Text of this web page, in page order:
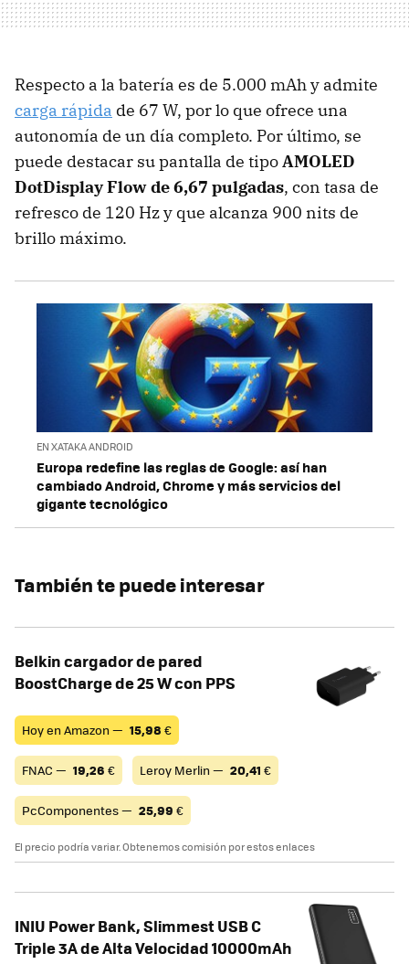
Respecto a la batería es de 5.000 mAh y admite
carga rápida de 67 W, por lo que ofrece una
autonomía de un día completo. Por último, se
puede destacar su pantalla de tipoAMOLED
DotDisplay Flow de 6,67 pulgadas, con tasa de
refresco de 120 Hz y que alcanza 900 nits de
brillo máximo.
EN XATAKA ANDROID
Europa redefine las reglas de Google: así han
cambiado Android, Chrome y más servicios del
gigante tecnológico
También te puede interesar
Belkin cargador de pared
BoostCharge de 25 W con PPS
Hoy en Amazon — 15,98 €
FNAC — 19,26 € Leroy Merlin — 20,41 €
PcComponentes — 25,99 €
El precio podría variar. Obtenemos comisión por estos enlaces
INIU Power Bank, Slimmest USB C
Triple 3A de Alta Velocidad 10000mAh